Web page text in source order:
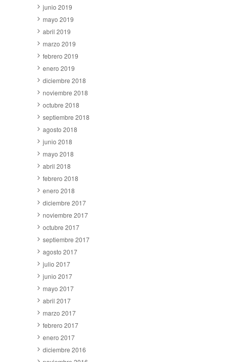
junio 2019
mayo 2019
abril 2019
marzo 2019
febrero 2019
enero 2019
diciembre 2018
noviembre 2018
octubre 2018
septiembre 2018
agosto 2018
junio 2018
mayo 2018
abril 2018
febrero 2018
enero 2018
diciembre 2017
noviembre 2017
octubre 2017
septiembre 2017
agosto 2017
julio 2017
junio 2017
mayo 2017
abril 2017
marzo 2017
febrero 2017
enero 2017
diciembre 2016